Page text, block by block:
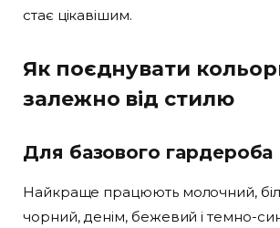
стає цікавішим.
Як поєднувати
залежно від стилю
Для базового гардероба
Найкраще працюють молочний,
чорний, денім, бежевий і темно-